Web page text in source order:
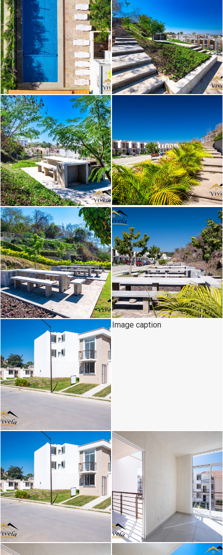
Image caption
Image caption Image caption
Image caption Image caption
Image caption Image caption
Image caption Image caption